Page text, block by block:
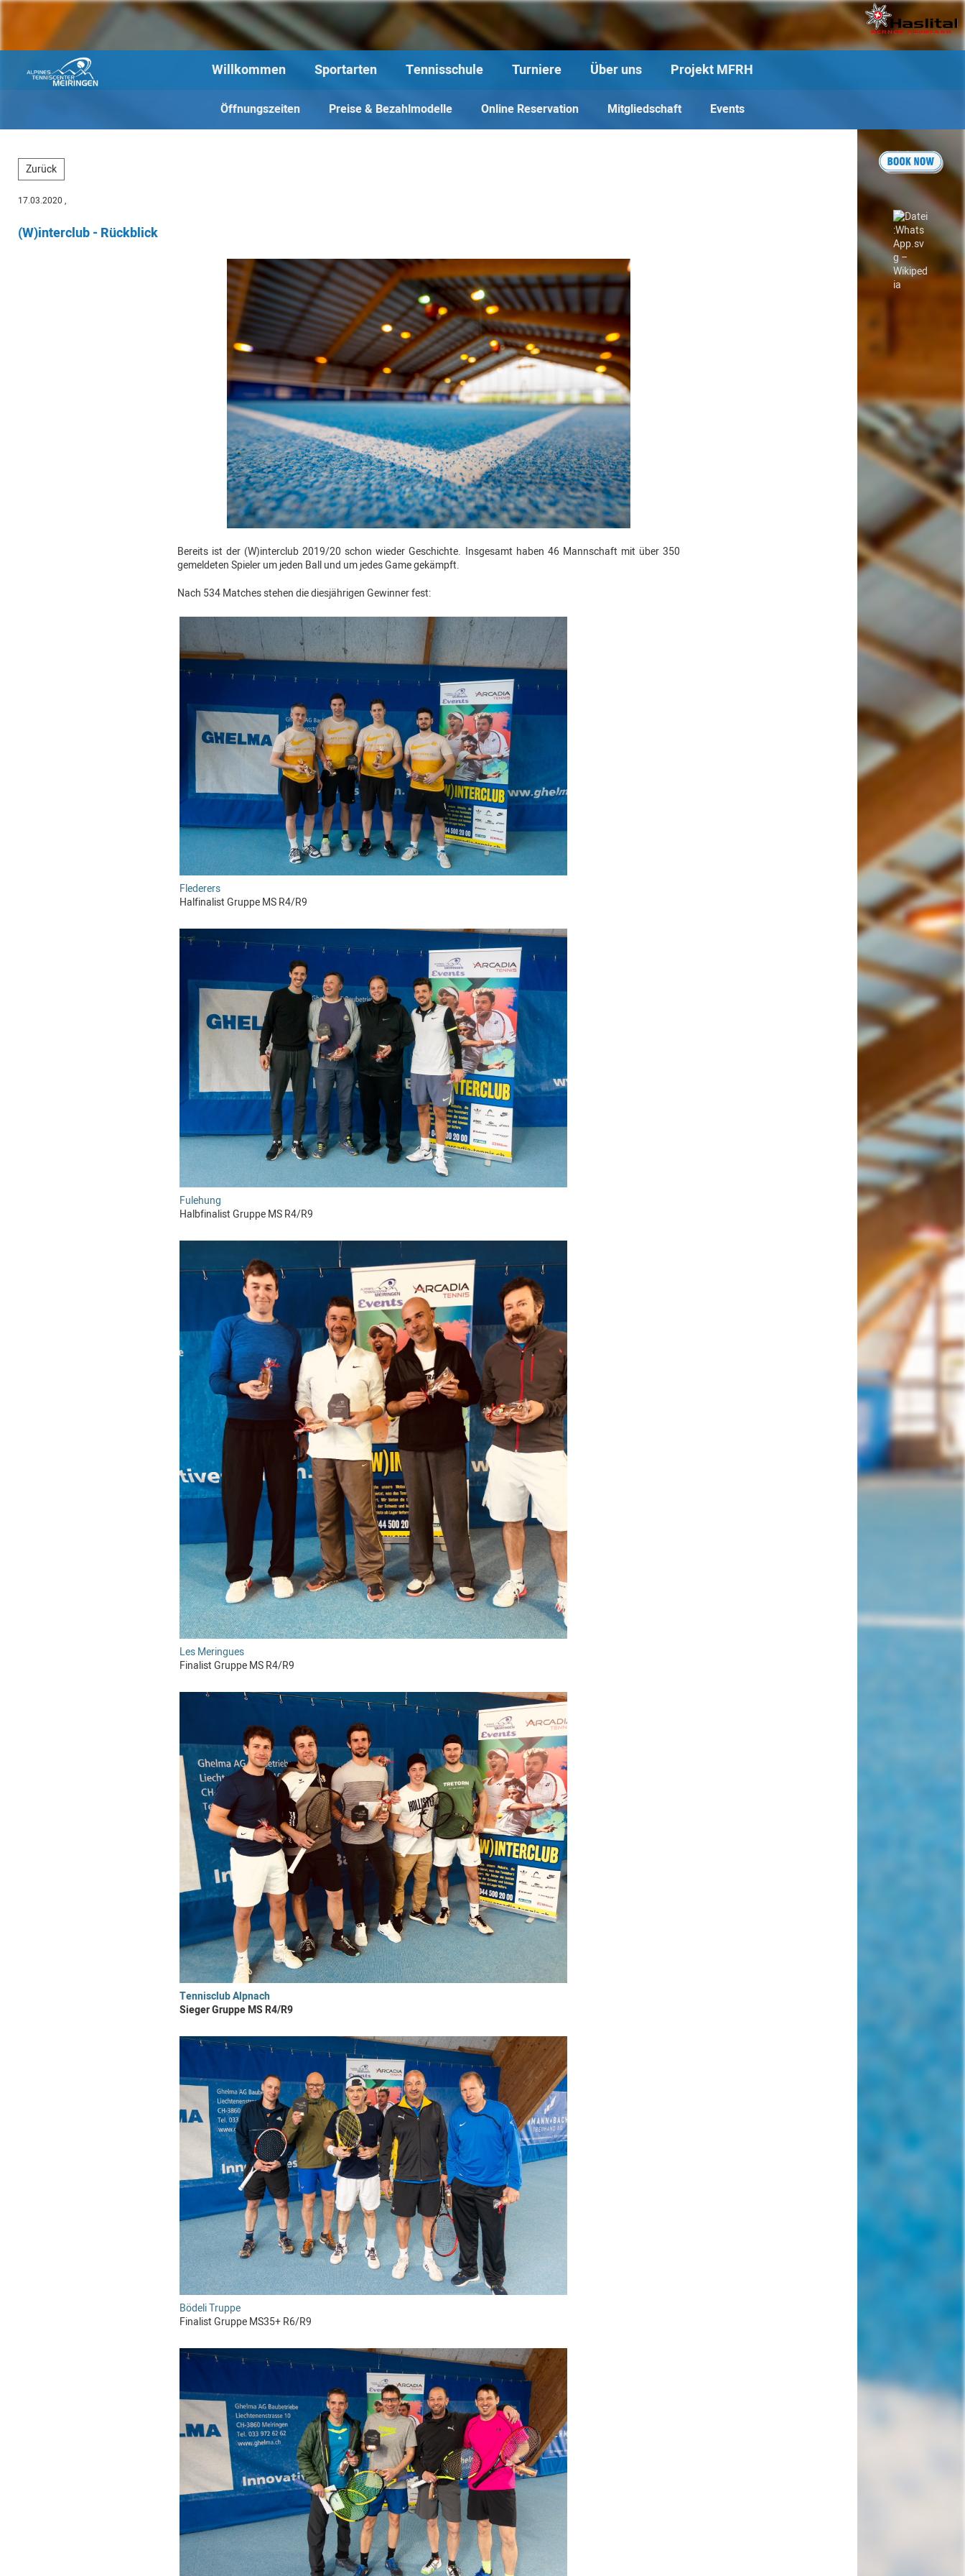
Willkommen Sportarten Tennisschule Turniere Über uns Projekt MFRH
Öffnungszeiten Preise & Bezahlmodelle Online Reservation Mitgliedschaft Events
Zurück
17.03.2020 ,
(W)interclub - Rückblick
Bereits ist der (W)interclub 2019/20 schon wieder Geschichte. Insgesamt haben 46 Mannschaft mit über 350
gemeldeten Spieler um jeden Ball und um jedes Game gekämpft.
Nach 534 Matches stehen die diesjährigen Gewinner fest:
Flederers
Halfinalist Gruppe MS R4/R9
Fulehung
Halbfinalist Gruppe MS R4/R9
Les Meringues
Finalist Gruppe MS R4/R9
Tennisclub Alpnach
Sieger Gruppe MS R4/R9
Bödeli Truppe
Finalist Gruppe MS35+ R6/R9